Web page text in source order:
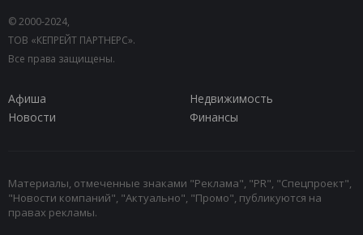
© 2000-2024,
ТОВ «КЕПРЕЙТ ПАРТНЕРС».
Все права защищены.
Афиша
Недвижимость
Новости
Финансы
Материалы, отмеченные знаками "Реклама", "PR", "Спецпроект",
"Новости компаний", "Актуально", "Промо", публикуются на
правах рекламы.